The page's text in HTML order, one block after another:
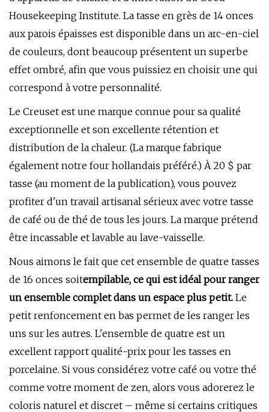
Housekeeping Institute. La tasse en grès de 14 onces
aux parois épaisses est disponible dans un arc-en-ciel
de couleurs, dont beaucoup présentent un superbe
effet ombré, afin que vous puissiez en choisir une qui
correspond à votre personnalité.
Le Creuset est une marque connue pour sa qualité
exceptionnelle et son excellente rétention et
distribution de la chaleur. (La marque fabrique
également notre four hollandais préféré.) À 20 $ par
tasse (au moment de la publication), vous pouvez
profiter d'un travail artisanal sérieux avec votre tasse
de café ou de thé de tous les jours. La marque prétend
être incassable et lavable au lave-vaisselle.
Nous aimons le fait que cet ensemble de quatre tasses
de 16 onces soitempilable, ce qui est idéal pour ranger
un ensemble complet dans un espace plus petit. Le
petit renfoncement en bas permet de les ranger les
uns sur les autres. L'ensemble de quatre est un
excellent rapport qualité-prix pour les tasses en
porcelaine. Si vous considérez votre café ou votre thé
comme votre moment de zen, alors vous adorerez le
coloris naturel et discret – même si certains critiques